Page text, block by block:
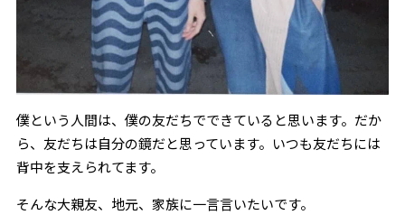
僕という人間は、僕の友だちでできていると思います。だか
ら、友だちは自分の鏡だと思っています。いつも友だちには
背中を支えられてます。
そんな大親友、地元、家族に一言言いたいです。